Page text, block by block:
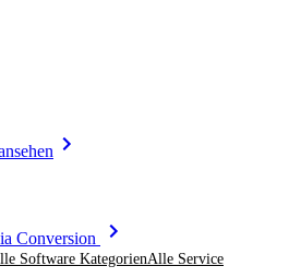
Conversion
Software KategorienAlle Service